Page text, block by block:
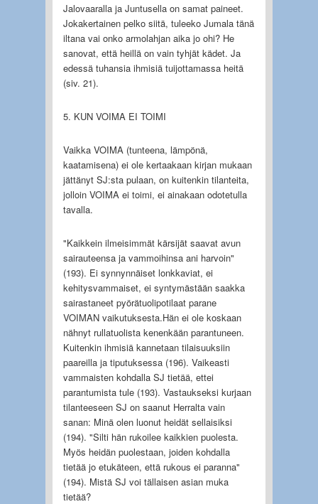
Jalovaaralla ja Juntusella on samat paineet.
Jokakertainen pelko siitä, tuleeko Jumala tänä
iltana vai onko armolahjan aika jo ohi? He
sanovat, että heillä on vain tyhjät kädet. Ja
edessä tuhansia ihmisiä tuijottamassa heitä
(siv. 21).
5. KUN VOIMA EI TOIMI
Vaikka VOIMA (tunteena, lämpönä,
kaatamisena) ei ole kertaakaan kirjan mukaan
jättänyt SJ:sta pulaan, on kuitenkin tilanteita,
jolloin VOIMA ei toimi, ei ainakaan odotetulla
tavalla.
"Kaikkein ilmeisimmät kärsijät saavat avun
sairauteensa ja vammoihinsa ani harvoin"
(193). Ei synnynnäiset lonkkaviat, ei
kehitysvammaiset, ei syntymästään saakka
sairastaneet pyörätuolipotilaat parane
VOIMAN vaikutuksesta.Hän ei ole koskaan
nähnyt rullatuolista kenenkään parantuneen.
Kuitenkin ihmisiä kannetaan tilaisuuksiin
paareilla ja tiputuksessa (196). Vaikeasti
vammaisten kohdalla SJ tietää, ettei
parantumista tule (193). Vastaukseksi kurjaan
tilanteeseen SJ on saanut Herralta vain
sanan: Minä olen luonut heidät sellaisiksi
(194). "Silti hän rukoilee kaikkien puolesta.
Myös heidän puolestaan, joiden kohdalla
tietää jo etukäteen, että rukous ei paranna"
(194). Mistä SJ voi tällaisen asian muka
tietää?